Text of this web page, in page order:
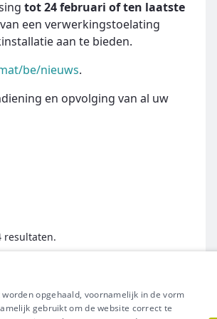
tot 24 februari of ten laatste
een verwerkingstoelating
aan te bieden.
be/nieuws.
en opvolging van al uw
resultaten.
opgehaald, voornamelijk in de vorm
gebruikt om de website correct te